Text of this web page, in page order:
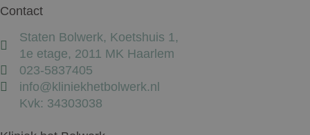
Contact
Staten Bolwerk, Koetshuis 1,
1e etage, 2011 MK Haarlem
023-5837405
info@kliniekhetbolwerk.nl
Kvk: 34303038